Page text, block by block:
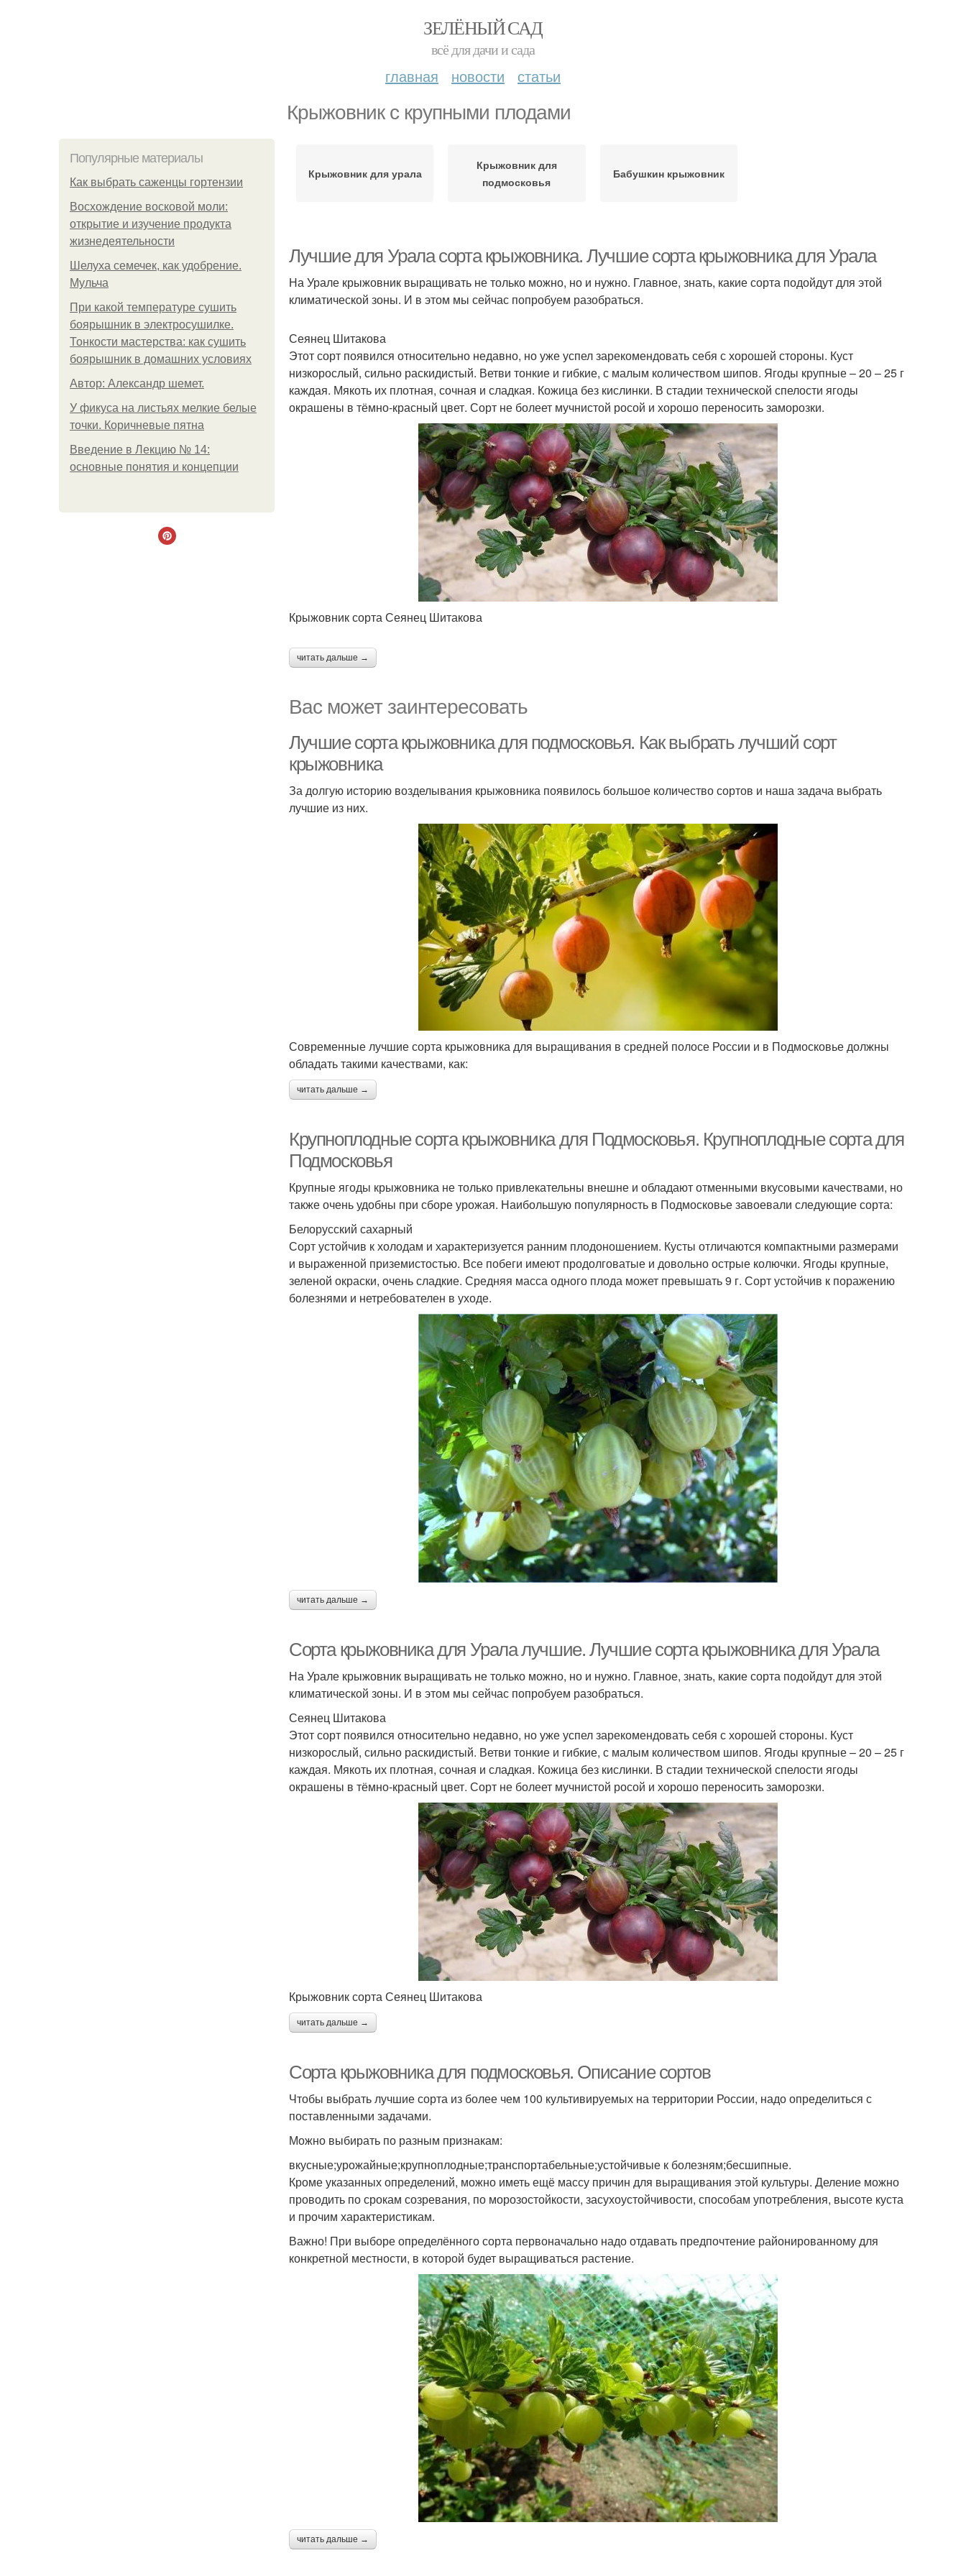
ЗЕЛЁНЫЙ САД
всё для дачи и сада
главная новости статьи
Крыжовник с крупными плодами
Популярные материалы
Как выбрать саженцы гортензии
Восхождение восковой моли:
открытие и изучение продукта
жизнедеятельности
Шелуха семечек, как удобрение.
Мульча
При какой температуре сушить
боярышник в электросушилке.
Тонкости мастерства: как сушить
боярышник в домашних условиях
Автор: Александр шемет.
У фикуса на листьях мелкие белые
точки. Коричневые пятна
Введение в Лекцию № 14:
основные понятия и концепции
Крыжовник для урала
Крыжовник для
подмосковья
Бабушкин крыжовник
Лучшие для Урала сорта крыжовника. Лучшие сорта крыжовника для Урала
На Урале крыжовник выращивать не только можно, но и нужно. Главное, знать, какие сорта подойдут для этой
климатической зоны. И в этом мы сейчас попробуем разобраться.
Сеянец Шитакова
Этот сорт появился относительно недавно, но уже успел зарекомендовать себя с хорошей стороны. Куст
низкорослый, сильно раскидистый. Ветви тонкие и гибкие, с малым количеством шипов. Ягоды крупные – 20 – 25 г
каждая. Мякоть их плотная, сочная и сладкая. Кожица без кислинки. В стадии технической спелости ягоды
окрашены в тёмно-красный цвет. Сорт не болеет мучнистой росой и хорошо переносить заморозки.
Крыжовник сорта Сеянец Шитакова
читать дальше →
Вас может заинтересовать
Лучшие сорта крыжовника для подмосковья. Как выбрать лучший сорт
крыжовника
За долгую историю возделывания крыжовника появилось большое количество сортов и наша задача выбрать
лучшие из них.
Современные лучшие сорта крыжовника для выращивания в средней полосе России и в Подмосковье должны
обладать такими качествами, как:
читать дальше →
Крупноплодные сорта крыжовника для Подмосковья. Крупноплодные сорта для
Подмосковья
Крупные ягоды крыжовника не только привлекательны внешне и обладают отменными вкусовыми качествами, но
также очень удобны при сборе урожая. Наибольшую популярность в Подмосковье завоевали следующие сорта:
Белорусский сахарный
Сорт устойчив к холодам и характеризуется ранним плодоношением. Кусты отличаются компактными размерами
и выраженной приземистостью. Все побеги имеют продолговатые и довольно острые колючки. Ягоды крупные,
зеленой окраски, очень сладкие. Средняя масса одного плода может превышать 9 г. Сорт устойчив к поражению
болезнями и нетребователен в уходе.
читать дальше →
Сорта крыжовника для Урала лучшие. Лучшие сорта крыжовника для Урала
На Урале крыжовник выращивать не только можно, но и нужно. Главное, знать, какие сорта подойдут для этой
климатической зоны. И в этом мы сейчас попробуем разобраться.
Сеянец Шитакова
Этот сорт появился относительно недавно, но уже успел зарекомендовать себя с хорошей стороны. Куст
низкорослый, сильно раскидистый. Ветви тонкие и гибкие, с малым количеством шипов. Ягоды крупные – 20 – 25 г
каждая. Мякоть их плотная, сочная и сладкая. Кожица без кислинки. В стадии технической спелости ягоды
окрашены в тёмно-красный цвет. Сорт не болеет мучнистой росой и хорошо переносить заморозки.
Крыжовник сорта Сеянец Шитакова
читать дальше →
Сорта крыжовника для подмосковья. Описание сортов
Чтобы выбрать лучшие сорта из более чем 100 культивируемых на территории России, надо определиться с
поставленными задачами.
Можно выбирать по разным признакам:
вкусные;урожайные;крупноплодные;транспортабельные;устойчивые к болезням;бесшипные.
Кроме указанных определений, можно иметь ещё массу причин для выращивания этой культуры. Деление можно
проводить по срокам созревания, по морозостойкости, засухоустойчивости, способам употребления, высоте куста
и прочим характеристикам.
Важно! При выборе определённого сорта первоначально надо отдавать предпочтение районированному для
конкретной местности, в которой будет выращиваться растение.
читать дальше →